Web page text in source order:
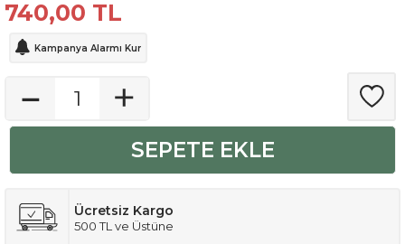
740,00 TL
Kampanya Alarmı Kur
SEPETE EKLE
Ücretsiz Kargo
500 TL ve Üstüne